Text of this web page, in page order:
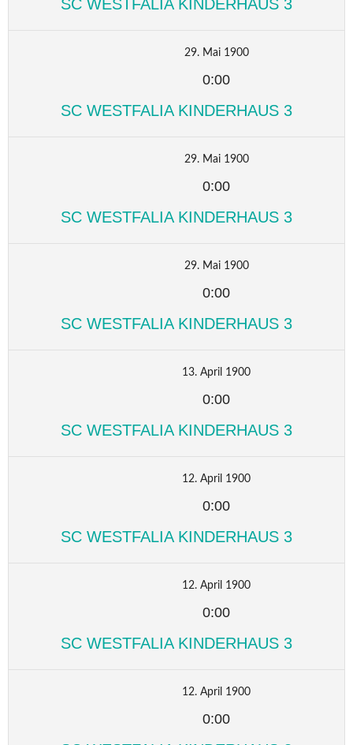
SC WESTFALIA KINDERHAUS 3
29. Mai 1900
0:00
SC WESTFALIA KINDERHAUS 3
29. Mai 1900
0:00
SC WESTFALIA KINDERHAUS 3
29. Mai 1900
0:00
SC WESTFALIA KINDERHAUS 3
13. April 1900
0:00
SC WESTFALIA KINDERHAUS 3
12. April 1900
0:00
SC WESTFALIA KINDERHAUS 3
12. April 1900
0:00
SC WESTFALIA KINDERHAUS 3
12. April 1900
0:00